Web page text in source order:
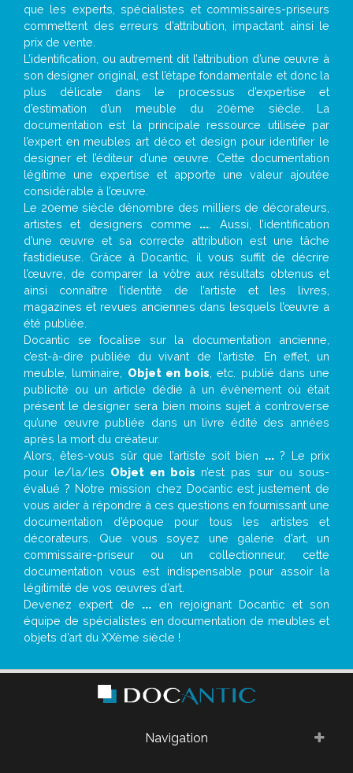
que les experts, spécialistes et commissaires-priseurs
commettent des erreurs d’attribution, impactant ainsi le
prix de vente.
L’identification, ou autrement dit l’attribution d’une œuvre à
son designer original, est l’étape fondamentale et donc la
plus délicate dans le processus d’expertise et
d’estimation d’un meuble du 20ème siècle. La
documentation est la principale ressource utilisée par
l’expert en meubles art déco et design pour identifier le
designer et l’éditeur d’une œuvre. Cette documentation
légitime une expertise et apporte une valeur ajoutée
considérable à l’œuvre.
Le 20eme siècle dénombre des milliers de décorateurs,
artistes et designers comme ... . Aussi, l’identification
d’une œuvre et sa correcte attribution est une tâche
fastidieuse. Grâce à Docantic, il vous suffit de décrire
l’œuvre, de comparer la vôtre aux résultats obtenus et
ainsi connaître l’identité de l’artiste et les livres,
magazines et revues anciennes dans lesquels l’œuvre a
été publiée.
Docantic se focalise sur la documentation ancienne,
c’est-à-dire publiée du vivant de l’artiste. En effet, un
meuble, luminaire, Objet en bois , etc. publié dans une
publicité ou un article dédié à un évènement où était
présent le designer sera bien moins sujet à controverse
qu’une œuvre publiée dans un livre édité des années
après la mort du créateur.
Alors, êtes-vous sûr que l’artiste soit bien ...? Le prix
pour le/la/les Objet en bois n’est pas sur ou sous-
évalué ? Notre mission chez Docantic est justement de
vous aider à répondre à ces questions en fournissant une
documentation d’époque pour tous les artistes et
décorateurs. Que vous soyez une galerie d’art, un
commissaire-priseur ou un collectionneur, cette
documentation vous est indispensable pour assoir la
légitimité de vos œuvres d’art.
Devenez expert de ... en rejoignant Docantic et son
équipe de spécialistes en documentation de meubles et
objets d’art du XXème siècle !
Navigation